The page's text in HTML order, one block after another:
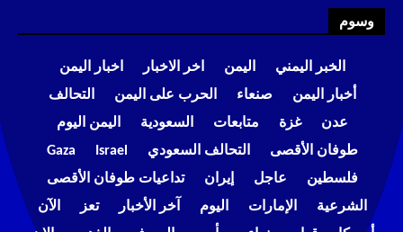
وسوم
الخبر اليمني اليمن اخر الاخبار
اخبار اليمن
أخبار اليمن
صنعاء الحرب على اليمن
التحالف
عدن
غزة متابعات السعودية
اليمن اليوم
طوفان الأقصى
التحالف السعودي Israel
Gaza
فلسطين
عاجل إيران
تداعيات طوفان الأقصى
الشرعية
الإمارات اليوم آخر الأخبار تعز
الآن